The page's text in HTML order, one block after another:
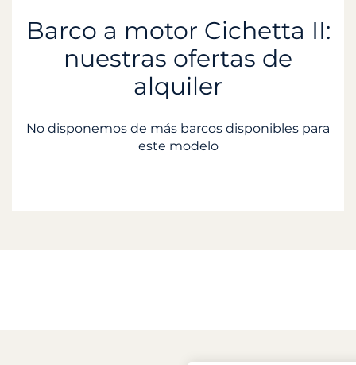
Barco a motor Cichetta II:
nuestras ofertas de
alquiler
No disponemos de más barcos disponibles para
este modelo